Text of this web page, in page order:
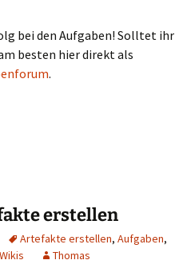
bei den Aufgaben! Solltet ihr
besten hier direkt als
.
erstellen
Artefakte erstellen, Aufgaben,
Wikis Thomas